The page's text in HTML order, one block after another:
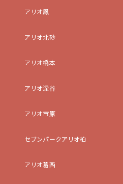
アリオ鳳
アリオ北砂
アリオ橋本
アリオ深谷
アリオ市原
セブンパークアリオ柏
アリオ葛西